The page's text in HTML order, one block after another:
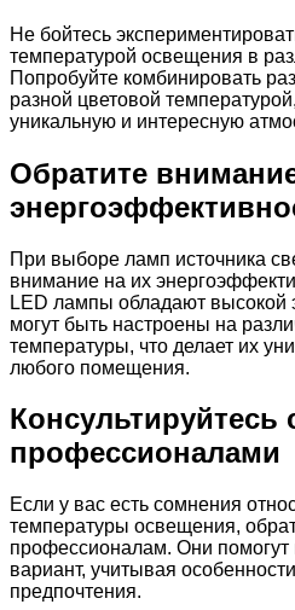
Не бойтесь
температурой освещения в
Попробуйте комбинировать
разной цветовой
уникальную и интересную
Обратите
При выборе ламп источника
внимание на их
LED лампы обладают высокой
могут быть настроены на
температуры, что делает их
любого помещения.
Консультируйтесь
профессионалами
Если у вас есть сомнения
температуры освещения,
профессионалам. Они
вариант, учитывая
предпочтения.